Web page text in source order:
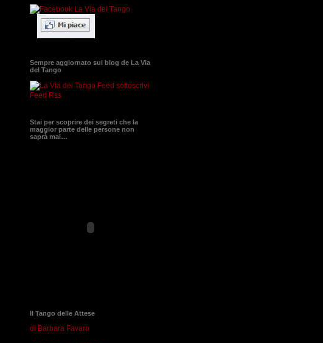
Sempre aggiornato sul blog de La Via
del Tango
sottoscrivi
Feed Rss
Stai per scoprire dei segreti che la
maggior parte delle persone non
saprà mai…
Il Tango delle Attese
di Barbara Favaro